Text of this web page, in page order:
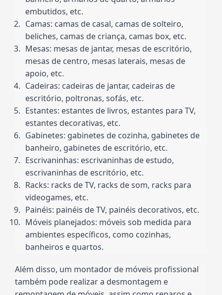
embutidos, etc.
Camas: camas de casal, camas de solteiro,
beliches, camas de criança, camas box, etc.
Mesas: mesas de jantar, mesas de escritório,
mesas de centro, mesas laterais, mesas de
apoio, etc.
Cadeiras: cadeiras de jantar, cadeiras de
escritório, poltronas, sofás, etc.
Estantes: estantes de livros, estantes para TV,
estantes decorativas, etc.
Gabinetes: gabinetes de cozinha, gabinetes de
banheiro, gabinetes de escritório, etc.
Escrivaninhas: escrivaninhas de estudo,
escrivaninhas de escritório, etc.
Racks: racks de TV, racks de som, racks para
videogames, etc.
Painéis: painéis de TV, painéis decorativos, etc.
Móveis planejados: móveis sob medida para
ambientes específicos, como cozinhas,
banheiros e quartos.
Além disso, um montador de móveis profissional
também pode realizar a desmontagem e